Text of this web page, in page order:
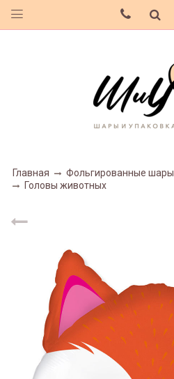
Главная Фольгированные шары
Головы животных